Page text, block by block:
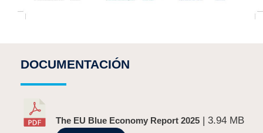
DOCUMENTACIÓN
The EU Blue Economy Report 2025 | 3.94 MB